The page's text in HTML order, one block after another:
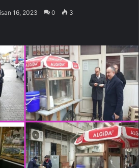
16, 2023 0 3